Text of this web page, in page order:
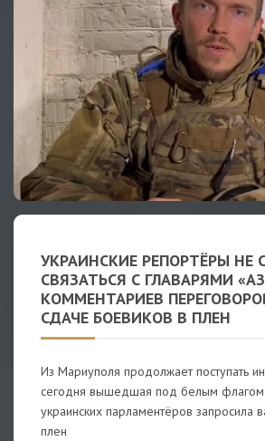
УКРАИНСКИЕ РЕПОРТЁРЫ НЕ
СВЯЗАТЬСЯ С ГЛАВАРЯМИ
КОММЕНТАРИЕВ
СДАЧЕ БОЕВИКОВ В ПЛЕН
Из Мариуполя продолжает поступать
сегодня вышедшая под белым флагом
украинских парламентёров запросила
плен